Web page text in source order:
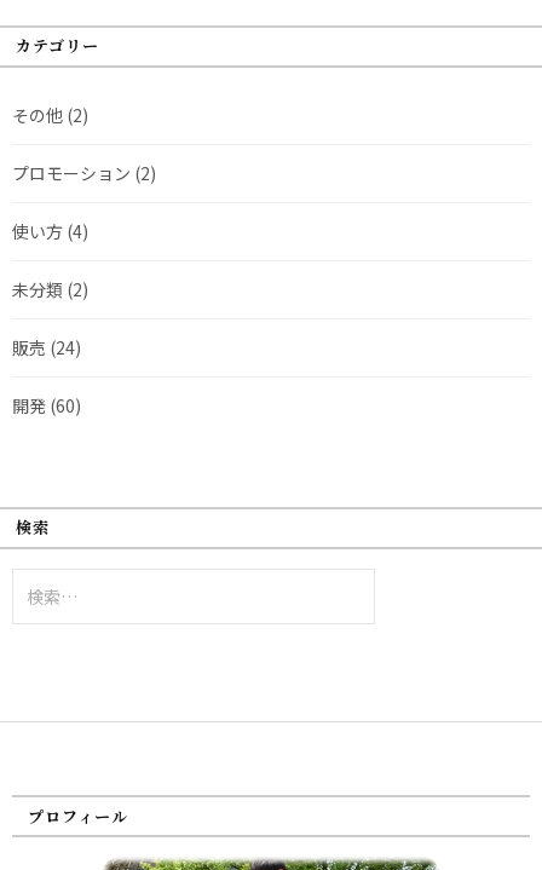
カテゴリー
その他 (2)
プロモーション (2)
使い方 (4)
未分類 (2)
販売 (24)
開発 (60)
検索
索:
プロフィール